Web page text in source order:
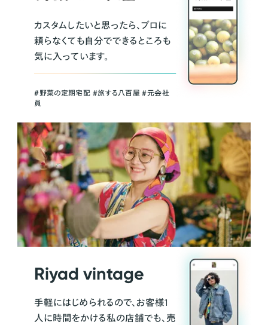
カスタムしたいと思ったら、プロに
頼らなくても自分でできるところも
気に入っています。
＃野菜の定期宅配 ＃旅する八百屋 ＃元会社
員
Riyad vintage
手軽にはじめられるので、お客様1
人に時間をかける私の店舗でも、売